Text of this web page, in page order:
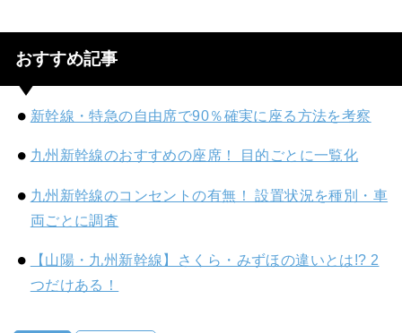
おすすめ記事
新幹線・特急の自由席で90％確実に座る方法を考察
九州新幹線のおすすめの座席！ 目的ごとに一覧化
九州新幹線のコンセントの有無！ 設置状況を種別・車
両ごとに調査
【山陽・九州新幹線】さくら・みずほの違いとは!? 2
つだけある！